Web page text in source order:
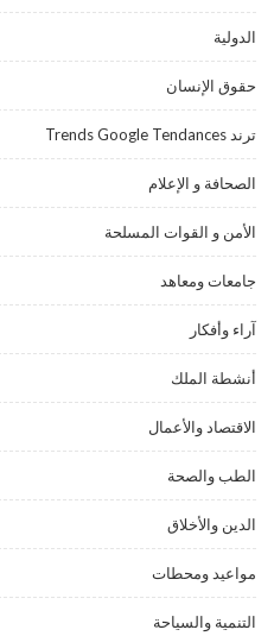
الدولية
حقوق الإنسان
ترند Trends Google Tendances
الصحافة و الإعلام
الأمن و القوات المسلحة
جامعات ومعاهد
آراء وأفكار
أنشطة الملك
الاقتصاد والأعمال
الطب والصحة
الدين والأخلاق
مواعيد ومحطات
التنمية والسياحة